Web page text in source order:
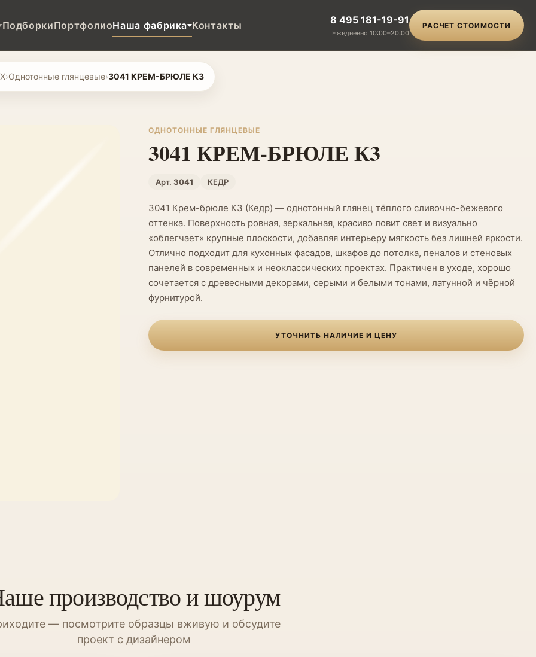
ПодборкиПортфолиоНаша фабрика Контакты 8 495 181-19-91
Ежедневно 10:00–20:00
РАСЧЕТ СТОИМОСТИ
›Однотонные глянцевые›3041 КРЕМ-БРЮЛЕ К3
ОДНОТОННЫЕ ГЛЯНЦЕВЫЕ
3041 КРЕМ-БРЮЛЕ К3
Арт. 3041 КЕДР
3041 Крем-брюле К3 (Кедр) — однотонный глянец тёплого сливочно-бежевого
оттенка. Поверхность ровная, зеркальная, красиво ловит свет и визуально
«облегчает» крупные плоскости, добавляя интерьеру мягкость без лишней яркости.
Отлично подходит для кухонных фасадов, шкафов до потолка, пеналов и стеновых
панелей в современных и неоклассических проектах. Практичен в уходе, хорошо
сочетается с древесными декорами, серыми и белыми тонами, латунной и чёрной
фурнитурой.
УТОЧНИТЬ НАЛИЧИЕ И ЦЕНУ
производство и шоурум
— посмотрите образцы вживую и обсудите
проект с дизайнером